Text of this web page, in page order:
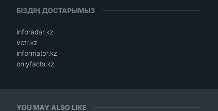
YOU MAY ALSO LIKE
БІЗДІҢ ДОСТАРЫМЫЗ
inforadar.kz
vctr.kz
informator.kz
onlyfacts.kz